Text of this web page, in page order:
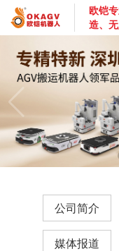
欧铠
造、
公司简介
媒体报道